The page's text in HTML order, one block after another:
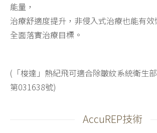
能量，
治療舒適度提升，非侵入式治療也能有效
全面落實治療目標。
(「梭達」熱紀飛可適合除皺紋系統衛生
第031638號)
AccuREP技術